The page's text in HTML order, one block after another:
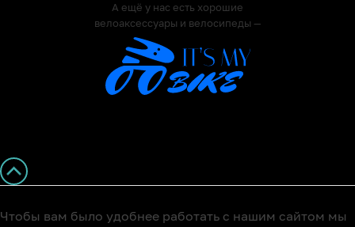
А ещё у нас есть хорошие
велоаксессуары и велосипеды —
Чтобы вам было удобнее работать с нашим сайтом мы